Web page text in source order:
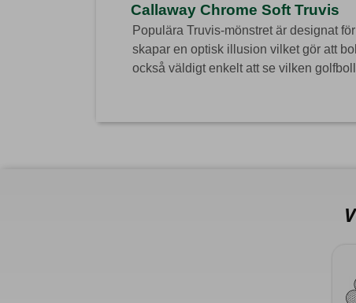
Callaway Chrome Soft Truvis
Populära Truvis-mönstret är designat
skapar en optisk illusion vilket gör att
också väldigt enkelt att se vilken